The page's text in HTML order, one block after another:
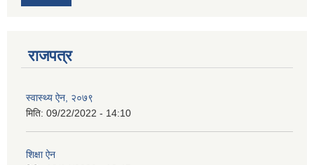
राजपत्र
स्वास्थ्य ऐन, २०७९
मिति: 09/22/2022 - 14:10
शिक्षा ऐन